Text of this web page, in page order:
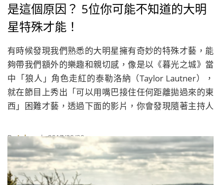
是這個原因？ 5位你可能不知道的大明
星特殊才能！
有時候發現我們熟悉的大明星擁有奇妙的特殊才藝，能
夠帶我們額外的樂趣和親切感，像是以《暮光之城》當
中「狼人」角色走紅的泰勒洛納（Taylor Lautner），
就在節目上秀出「可以用嘴巴接住任何距離拋過來的東
西」困難才藝，透過下面的影片，你會發現隨著主持人
思議，真不愧是天生的「狼人」扮演者，還有哪些明星
擁有令人聯想不到的才能呢？
ByJuksy| 2017/09/20